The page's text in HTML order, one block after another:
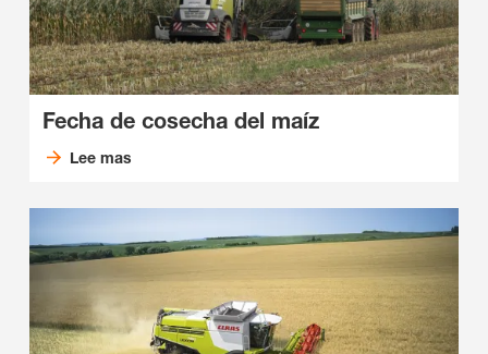
Fecha de cosecha del maíz
Lee mas